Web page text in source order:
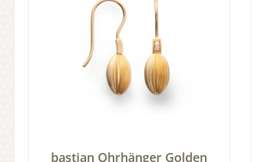
bastian Ohrhänger Golden